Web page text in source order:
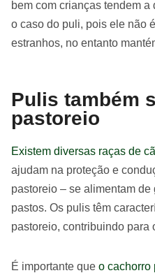
bem com crianças tendem
o caso do puli, pois ele não
estranhos, no entanto
Pulis também
pastoreio
Existem diversas raças de
ajudam na proteção e
pastoreio – se alimentam
pastos. Os pulis têm
pastoreio, contribuindo para
É importante que o cachorro